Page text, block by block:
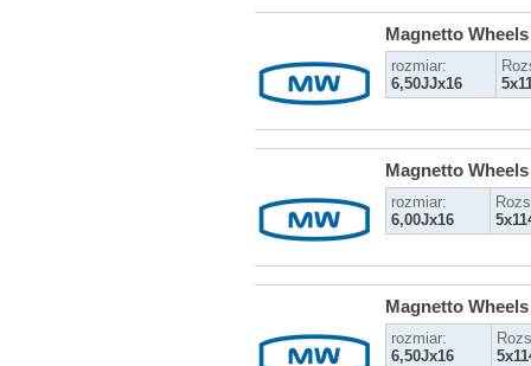
Magnetto
rozmiar:
6,50JJx16
Magnetto
rozmiar:
6,00Jx16
Magnetto
rozmiar:
6,50Jx16